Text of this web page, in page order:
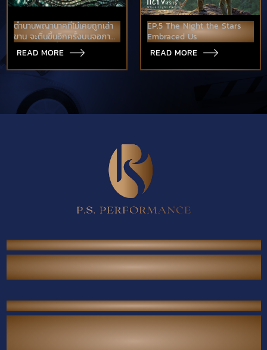
ตำนานพญานาคที่ไม่เคยถูกเล่า
ขาน จะตื่นขึ้นอีกครั้งบนจอภาพ
ยนตร์ เร็วๆ นี้
READ MORE
EP.5 The Night the Stars
Embraced Us
READ MORE
P.S. Performance Co., Ltd.
38/567 Thai Raman Rd., Sam Wa Tawan Tok,
Khlong Sam Wa, Bangkok 10510 Thailand.
Contact Us
(+66) 02-118-2380